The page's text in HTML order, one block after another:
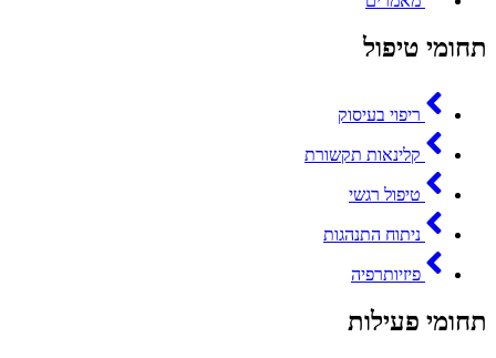
תחומי טיפול
ריפוי בעיסוק
קלינאות תקשורת
טיפול רגשי
ניתוח התנהגות
פיזיותרפיה
תחומי פעילות